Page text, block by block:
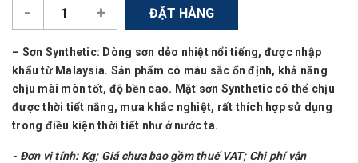
- + ĐẶT HÀNG
– Sơn Synthetic: Dòng sơn dẻo nhiệt nổi tiếng, được nhập
khẩu từ Malaysia. Sản phẩm có màu sắc ổn định, khả năng
chịu mài mòn tốt, độ bền cao. Mặt sơn Synthetic có thể chịu
được thời tiết nắng, mưa khắc nghiệt, rất thích hợp sử dụng
trong điều kiện thời tiết như ở nước ta.
- Đơn vị tính: Kg; Giá chưa bao gồm thuế VAT; Chi phí vận